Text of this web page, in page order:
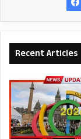
Recent Articles